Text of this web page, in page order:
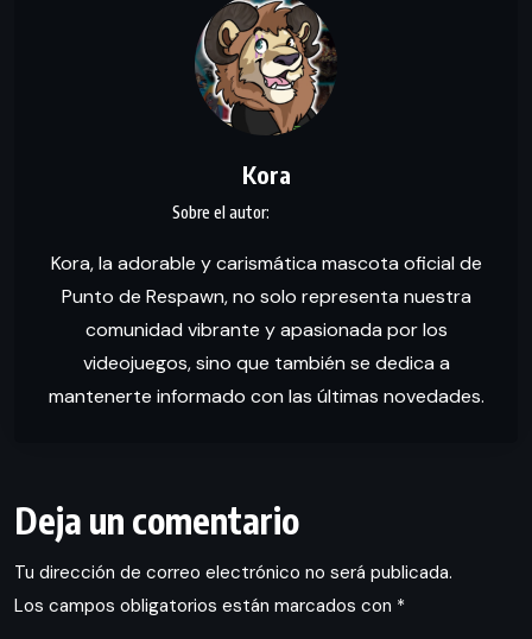
Kora
Kora, la adorable y carismática mascota oficial de
Punto de Respawn, no solo representa nuestra
comunidad vibrante y apasionada por los
videojuegos, sino que también se dedica a
mantenerte informado con las últimas novedades.
Deja un comentario
Tu dirección de correo electrónico no será publicada.
Los campos obligatorios están marcados con *